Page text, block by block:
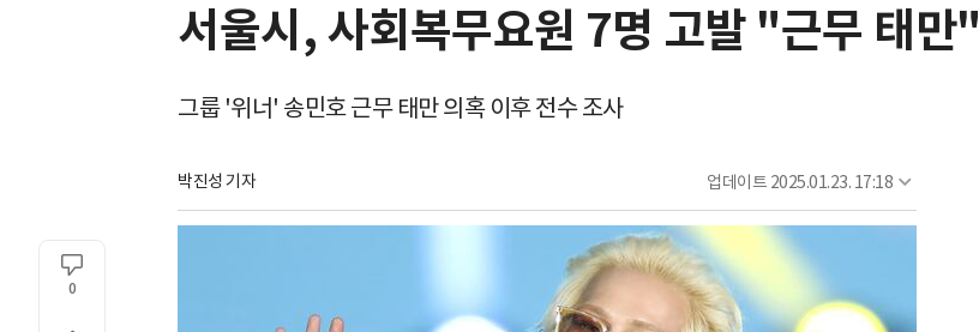
서울시, 사회복무요원 7명 고발 "근무 태만"
그룹 '위너' 송민호 근무 태만 의혹 이후 전수 조사
박진성 기자 업데이트 2025.01.23. 17:18
0